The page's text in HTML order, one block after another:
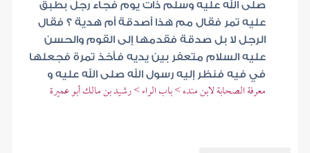
صلى الله عليه وسلم ذات يوم فجاء رجل بطبق
عليه تمر فقال مم هذا أصدقة أم هدية ؟ فقال
الرجل لا بل صدقة فقدمها إلى القوم والحسن
عليه السلام متعفر بين يديه فأخذ تمرة فجعلها
في فيه فنظر إليه رسول الله صلى الله عليه و
معرفة الصحابة لابن منده > باب الراء > رشيد بن مالك أبو عميرة